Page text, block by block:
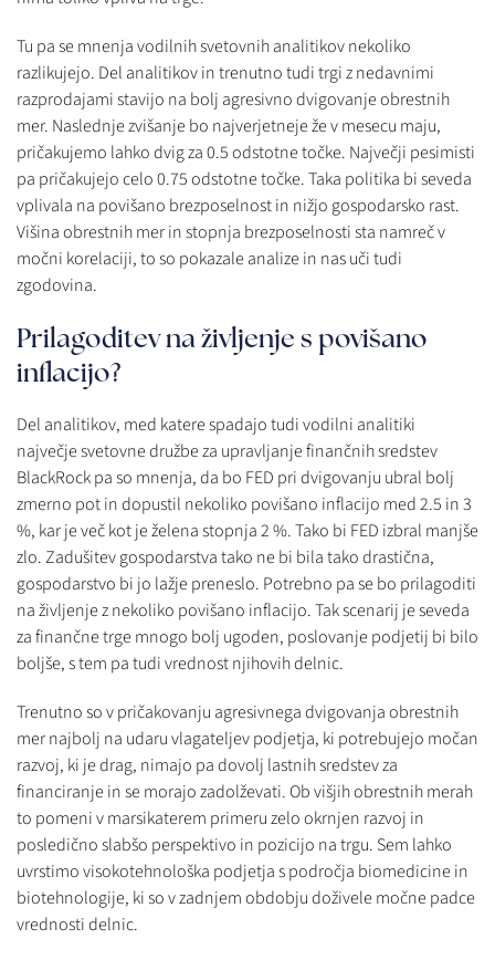
Tu pa se mnenja vodilnih svetovnih analitikov nekoliko
razlikujejo. Del analitikov in trenutno tudi trgi z nedavnimi
razprodajami stavijo na bolj agresivno dvigovanje obrestnih
mer. Naslednje zvišanje bo najverjetneje že v mesecu maju,
pričakujemo lahko dvig za 0.5 odstotne točke. Največji pesimisti
pa pričakujejo celo 0.75 odstotne točke. Taka politika bi seveda
vplivala na povišano brezposelnost in nižjo gospodarsko rast.
Višina obrestnih mer in stopnja brezposelnosti sta namreč v
močni korelaciji, to so pokazale analize in nas uči tudi
zgodovina.
Prilagoditev na življenje s povišano
inflacijo?
Del analitikov, med katere spadajo tudi vodilni analitiki
največje svetovne družbe za upravljanje finančnih sredstev
BlackRock pa so mnenja, da bo FED pri dvigovanju ubral bolj
zmerno pot in dopustil nekoliko povišano inflacijo med 2.5 in 3
%, kar je več kot je želena stopnja 2 %. Tako bi FED izbral manjše
zlo. Zadušitev gospodarstva tako ne bi bila tako drastična,
gospodarstvo bi jo lažje preneslo. Potrebno pa se bo prilagoditi
na življenje z nekoliko povišano inflacijo. Tak scenarij je seveda
za finančne trge mnogo bolj ugoden, poslovanje podjetij bi bilo
boljše, s tem pa tudi vrednost njihovih delnic.
Trenutno so v pričakovanju agresivnega dvigovanja obrestnih
mer najbolj na udaru vlagateljev podjetja, ki potrebujejo močan
razvoj, ki je drag, nimajo pa dovolj lastnih sredstev za
financiranje in se morajo zadolževati. Ob višjih obrestnih merah
to pomeni v marsikaterem primeru zelo okrnjen razvoj in
posledično slabšo perspektivo in pozicijo na trgu. Sem lahko
uvrstimo visokotehnološka podjetja s področja biomedicine in
biotehnologije, ki so v zadnjem obdobju doživele močne padce
vrednosti delnic.